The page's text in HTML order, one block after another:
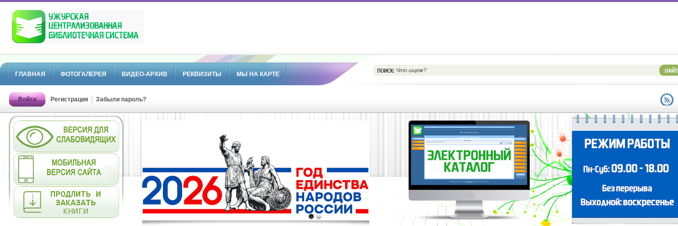
ГЛАВНАЯ ФОТОГАЛЕРЕЯ ВИДЕО-АРХИВ РЕКВИЗИТЫ МЫ НА КАРТЕ
Войти Регистрация Забыли пароль?